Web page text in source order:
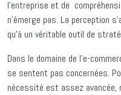
l’entreprise et de
n’émerge pas. La perception
qu’à un véritable outil de
Dans le domaine de l’e-
se sentent pas concernées.
nécessité est assez avancée,